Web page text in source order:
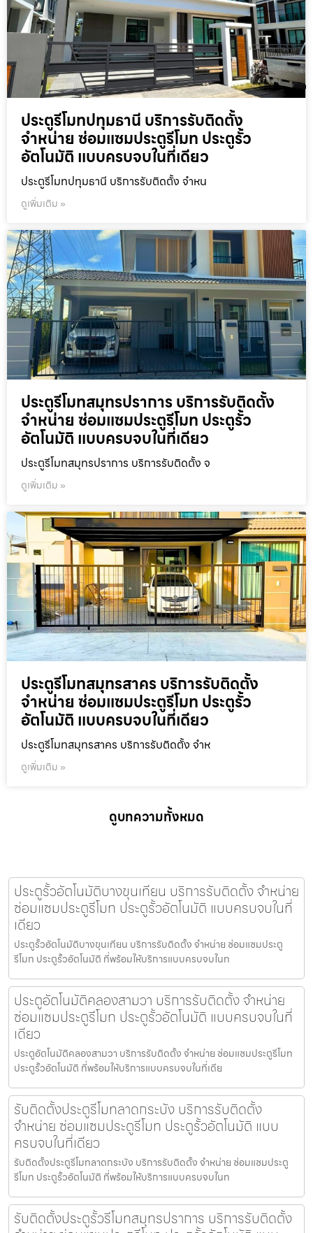
ประตูรีโมทปทุมธานี บริการรับติดตั้ง
จำหน่าย ซ่อมแซมประตูรีโมท ประตูรั้ว
อัตโนมัติ แบบครบจบในที่เดียว
ประตูรีโมทปทุมธานี บริการรับติดตั้ง จำหน
ดูเพิ่มเติม »
ประตูรีโมทสมุทรปราการ บริการรับติดตั้ง
จำหน่าย ซ่อมแซมประตูรีโมท ประตูรั้ว
อัตโนมัติ แบบครบจบในที่เดียว
ประตูรีโมทสมุทรปราการ บริการรับติดตั้ง จ
ดูเพิ่มเติม »
ประตูรีโมทสมุทรสาคร บริการรับติดตั้ง
จำหน่าย ซ่อมแซมประตูรีโมท ประตูรั้ว
อัตโนมัติ แบบครบจบในที่เดียว
ประตูรีโมทสมุทรสาคร บริการรับติดตั้ง จำห
ดูเพิ่มเติม »
ดูบทความทั้งหมด
ประตูรั้วอัตโนมัติบางขุนเทียน บริการรับติดตั้ง จำหน่าย
ซ่อมแซมประตูรีโมท ประตูรั้วอัตโนมัติ แบบครบจบในที่
เดียว
ประตูรั้วอัตโนมัติบางขุนเทียน บริการรับติดตั้ง จำหน่าย ซ่อมแซมประตู
รีโมท ประตูรั้วอัตโนมัติ ที่พร้อมให้บริการแบบครบจบในท
ประตูอัตโนมัติคลองสามวา บริการรับติดตั้ง จำหน่าย
ซ่อมแซมประตูรีโมท ประตูรั้วอัตโนมัติ แบบครบจบในที่
เดียว
ประตูอัตโนมัติคลองสามวา บริการรับติดตั้ง จำหน่าย ซ่อมแซมประตูรีโมท
ประตูรั้วอัตโนมัติ ที่พร้อมให้บริการแบบครบจบในที่เดีย
รับติดตั้งประตูรีโมทลาดกระบัง บริการรับติดตั้ง
จำหน่าย ซ่อมแซมประตูรีโมท ประตูรั้วอัตโนมัติ แบบ
ครบจบในที่เดียว
รับติดตั้งประตูรีโมทลาดกระบัง บริการรับติดตั้ง จำหน่าย ซ่อมแซมประตู
รีโมท ประตูรั้วอัตโนมัติ ที่พร้อมให้บริการแบบครบจบในท
รับติดตั้งประตูรั้วรีโมทสมุทรปราการ บริการรับติดตั้ง